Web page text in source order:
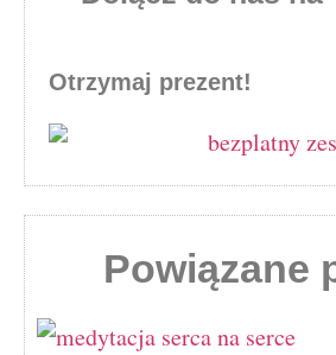
Otrzymaj prezent!
Powiązane